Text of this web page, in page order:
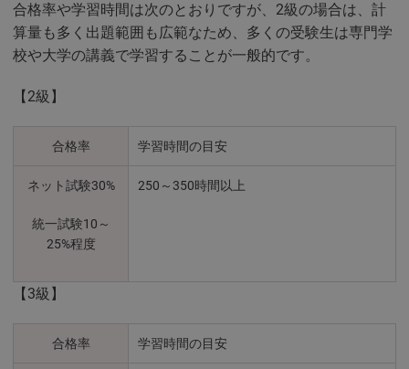
合格率や学習時間は次のとおりですが、2級の場合は、計
算量も多く出題範囲も広範なため、多くの受験生は専門学
校や大学の講義で学習することが一般的です。
【2級】
合格率 学習時間の目安
ネット試験30%
統一試験10～
25%程度
250～350時間以上
【3級】
合格率 学習時間の目安